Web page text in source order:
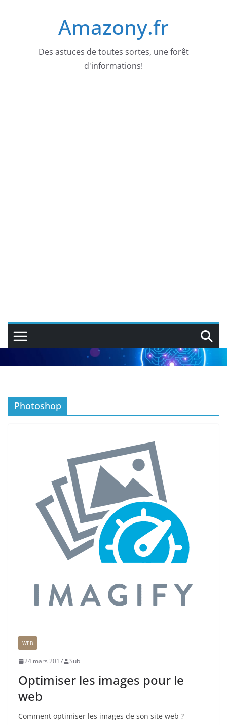
Amazony.fr
Des astuces de toutes sortes, une forêt
d'informations!
Photoshop
WEB
24 mars 2017 Sub
Optimiser les images pour le
web
Comment optimiser les images de son site web ?